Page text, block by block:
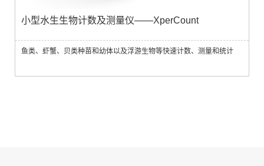
小型水生生物计数及测量仪——XperCount
鱼类、虾蟹、贝类种苗和幼体以及浮游生物等快速计数、测量和统计